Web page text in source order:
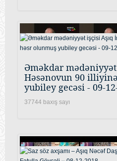
Əməkdar
Həsənovun 90
yubiley gecəsi - 09-
37744 baxış sayı